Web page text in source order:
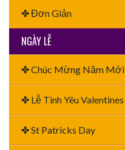
✤ Đơn Giản
NGÀY LỄ
✤ Chúc Mừng Năm Mới
✤ Lễ Tình Yêu Valentines
✤ St Patricks Day